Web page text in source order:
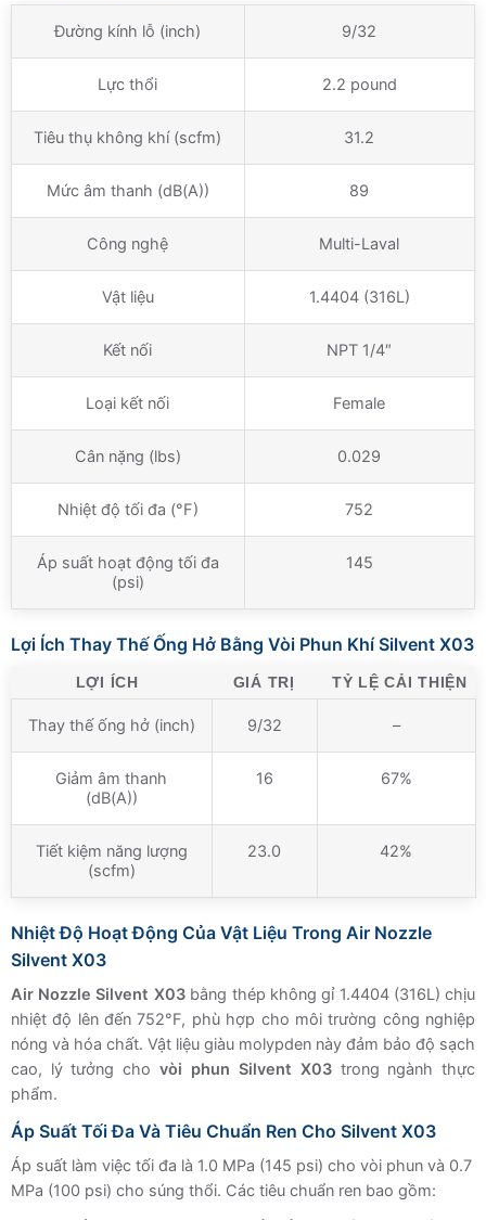
Đường kính lỗ (inch) 9/32
Lực thổi 2.2 pound
Tiêu thụ không khí (scfm) 31.2
Mức âm thanh (dB(A)) 89
Công nghệ Multi-Laval
Vật liệu 1.4404 (316L)
Kết nối NPT 1/4″
Loại kết nối Female
Cân nặng (lbs) 0.029
Nhiệt độ tối đa (°F) 752
Áp suất hoạt động tối đa
(psi)
145
Lợi Ích Thay Thế Ống Hở Bằng Vòi Phun Khí Silvent X03
LỢI ÍCH GIÁ TRỊ TỶ LỆ CẢI THIỆN
Thay thế ống hở (inch) 9/32 –
Giảm âm thanh
(dB(A))
16 67%
Tiết kiệm năng lượng
(scfm)
23.0 42%
Nhiệt Độ Hoạt Động Của Vật Liệu Trong Air Nozzle
Silvent X03
Air Nozzle Silvent X03bằng thép không gỉ 1.4404 (316L) chịu
nhiệt độ lên đến 752°F, phù hợp cho môi trường công nghiệp
nóng và hóa chất. Vật liệu giàu molypden này đảm bảo độ sạch
cao, lý tưởng chovòi phun Silvent X03trong ngành thực
phẩm.
Áp Suất Tối Đa Và Tiêu Chuẩn Ren Cho Silvent X03
Áp suất làm việc tối đa là 1.0 MPa (145 psi) cho vòi phun và 0.7
MPa (100 psi) cho súng thổi. Các tiêu chuẩn ren bao gồm: